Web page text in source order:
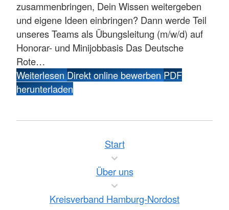
zusammenbringen, Dein Wissen weitergeben
und eigene Ideen einbringen? Dann werde Teil
unseres Teams als Übungsleitung (m/w/d) auf
Honorar- und Minijobbasis Das Deutsche
Rote…
WeiterlesenDirekt online bewerbenPDF
herunterladen
Start
Über uns
Kreisverband Hamburg-Nordost